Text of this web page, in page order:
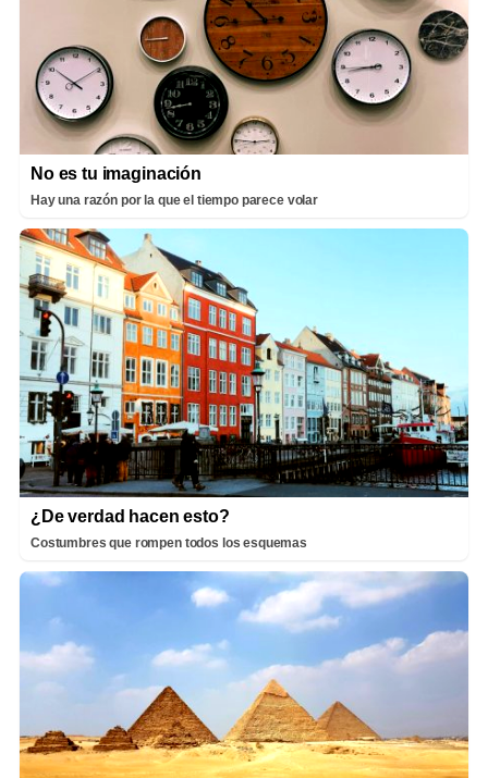
No es tu imaginación
Hay una razón por la que el tiempo parece volar
¿De verdad hacen esto?
Costumbres que rompen todos los esquemas